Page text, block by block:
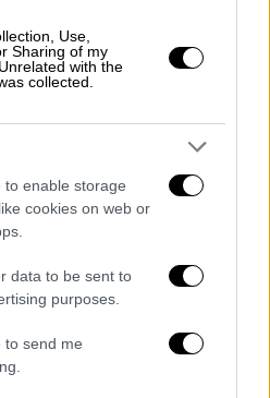
Use,
Sharing of my
with the
collected.
to enable storage
cookies on web or
data to be sent to
purposes.
to send me
τον Φλωρίδη ότι
ότι βασίστηκε σε
» της δικαιοσύνης.
Δικαιοσύνης, να
τόνισε,
σε μια πολιτική
άδικο, θα παραιτηθώ
εσείς, να
δήλωσε ο πρόεδρος